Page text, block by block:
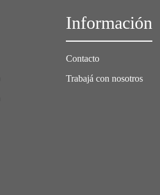
Información
Contacto
Trabajá con nosotros